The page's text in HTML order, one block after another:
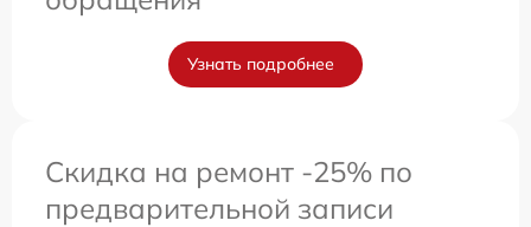
Узнать подробнее
Скидка на ремонт -25% по
предварительной записи